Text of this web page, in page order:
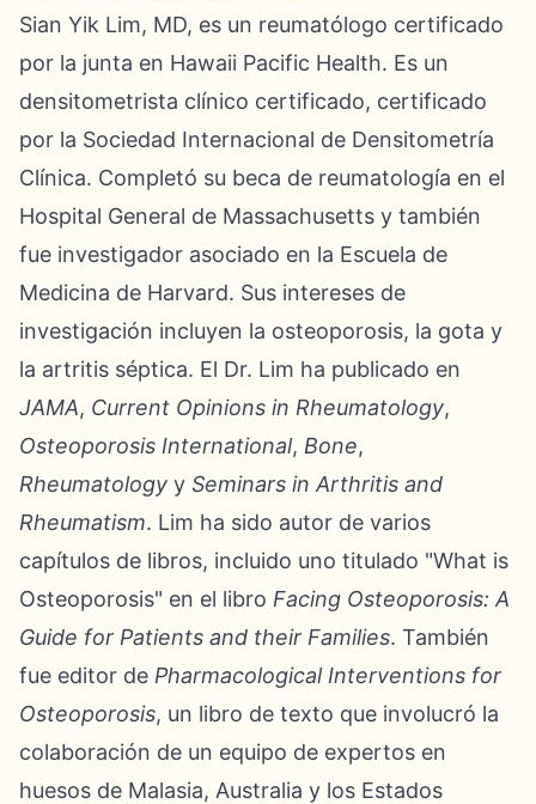
Sian Yik Lim, MD, es un reumatólogo certificado
por la junta en Hawaii Pacific Health. Es un
densitometrista clínico certificado, certificado
por la Sociedad Internacional de Densitometría
Clínica. Completó su beca de reumatología en el
Hospital General de Massachusetts y también
fue investigador asociado en la Escuela de
Medicina de Harvard. Sus intereses de
investigación incluyen la osteoporosis, la gota y
la artritis séptica. El Dr. Lim ha publicado en
JAMA, Current Opinions in Rheumatology,
Osteoporosis International, Bone,
Rheumatology y Seminars in Arthritis and
Rheumatism. Lim ha sido autor de varios
capítulos de libros, incluido uno titulado "What is
Osteoporosis" en el libro Facing Osteoporosis: A
Guide for Patients and their Families. También
fue editor de Pharmacological Interventions for
Osteoporosis, un libro de texto que involucró la
colaboración de un equipo de expertos en
huesos de Malasia, Australia y los Estados